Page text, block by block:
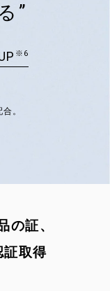
”
※6
。
の証、
証取得